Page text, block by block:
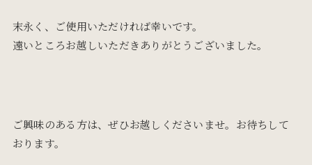
末永く、ご使用いただければ幸いです。
遠いところお越しいただきありがとうございました。
ご興味のある方は、ぜひお越しくださいませ。お待ちして
おります。